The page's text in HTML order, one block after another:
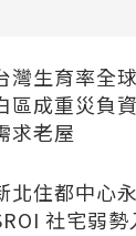
灣生育率全
區成重災負
求老屋
北住都中心
社宅弱